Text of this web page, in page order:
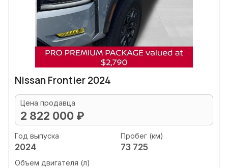
Nissan Frontier 2024
Цена продавца
2 822 000 ₽
Год выпуска
2024
Пробег (км)
73 725
Объем двигателя (л)